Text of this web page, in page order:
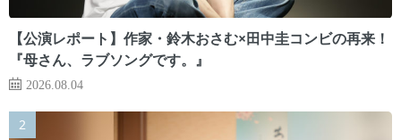
【公演レポート】作家・鈴木おさむ×田中圭コンビの再来！
『母さん、ラブソングです。』
2026.08.04